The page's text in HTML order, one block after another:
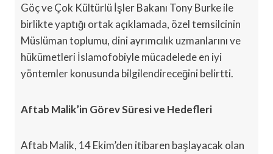
Göç ve Çok Kültürlü İşler Bakanı Tony Burke ile
birlikte yaptığı ortak açıklamada, özel temsilcinin
Müslüman toplumu, dini ayrımcılık uzmanlarını ve
hükümetleri İslamofobiyle mücadelede en iyi
yöntemler konusunda bilgilendireceğini belirtti.
Aftab Malik’in Görev Süresi ve Hedefleri
Aftab Malik, 14 Ekim’den itibaren başlayacak olan